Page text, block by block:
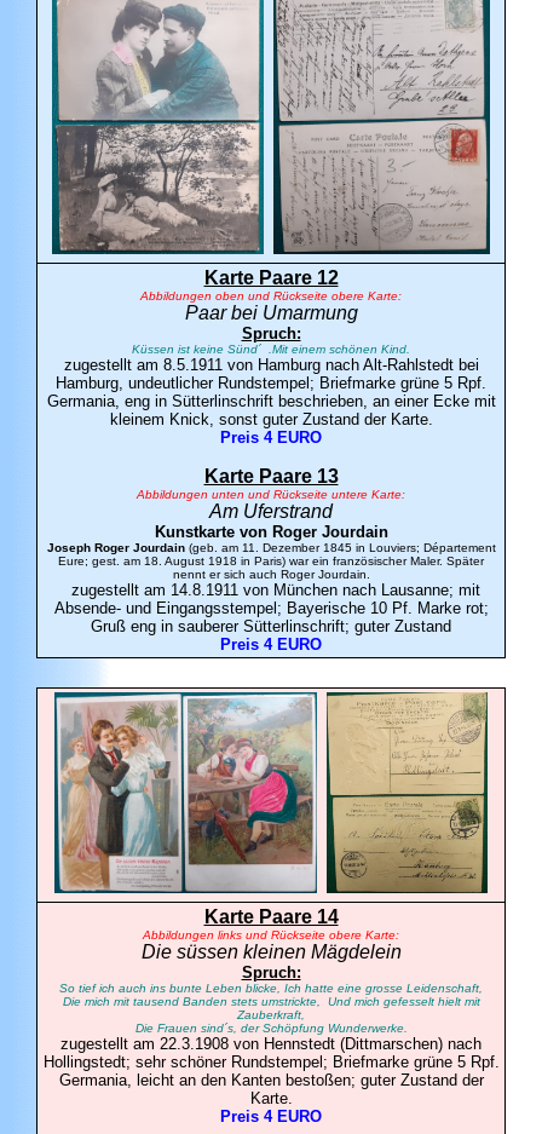
Karte Paare 12
Abbildungen oben und Rückseite obere Karte:
Paar bei Umarmung
Spruch:
Küssen ist keine Sünd´ .Mit einem schönen Kind.
zugestellt am 8.5.1911 von Hamburg nach Alt-Rahlstedt bei
Hamburg, undeutlicher Rundstempel; Briefmarke grüne 5 Rpf.
Germania, eng in Sütterlinschrift beschrieben, an einer Ecke mit
kleinem Knick, sonst guter Zustand der Karte.
Preis 4 EURO
Karte Paare 13
Abbildungen unten und Rückseite untere Karte:
Am Uferstrand
Kunstkarte von Roger Jourdain
Joseph Roger Jourdain(geb. am 11. Dezember 1845 in Louviers; Département
Eure; gest. am 18. August 1918 in Paris) war ein französischer Maler. Später
nennt er sich auch Roger Jourdain.
zugestellt am 14.8.1911 von München nach Lausanne; mit
Absende- und Eingangsstempel; Bayerische 10 Pf. Marke rot;
Gruß eng in sauberer Sütterlinschrift; guter Zustand
Preis 4 EURO
Karte Paare 14
Abbildungen links und Rückseite obere Karte:
Die süssen kleinen Mägdelein
Spruch:
So tief ich auch ins bunte Leben blicke, Ich hatte eine grosse Leidenschaft,
Die mich mit tausend Banden stets umstrickte, Und mich gefesselt hielt mit
Zauberkraft,
Die Frauen sind´s, der Schöpfung Wunderwerke.
zugestellt am 22.3.1908 von Hennstedt (Dittmarschen) nach
Hollingstedt; sehr schöner Rundstempel; Briefmarke grüne 5 Rpf.
Germania, leicht an den Kanten bestoßen; guter Zustand der
Karte.
Preis 4 EURO